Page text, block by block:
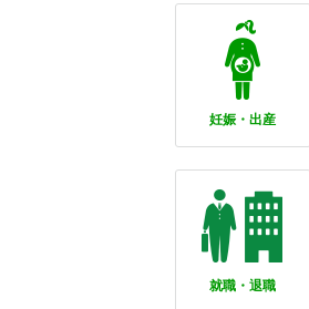
妊娠・出産
就職・退職